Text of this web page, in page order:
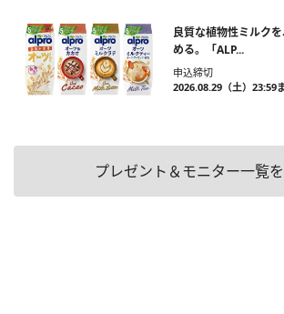
良質な植物性ミルク
める。「ALP...
申込締切
2026.08.29（土）23:59
プレゼント＆モニター一覧